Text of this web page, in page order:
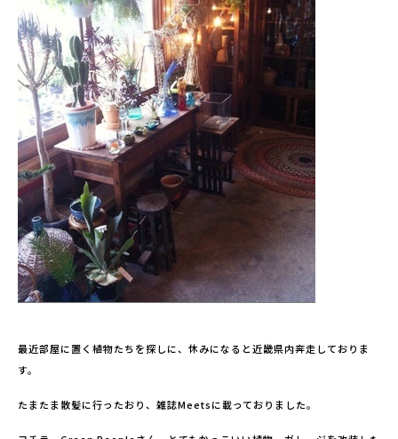
最近部屋に置く植物たちを探しに、休みになると近畿県内奔走しておりま
す。
たまたま散髪に行ったおり、雑誌Meetsに載っておりました。